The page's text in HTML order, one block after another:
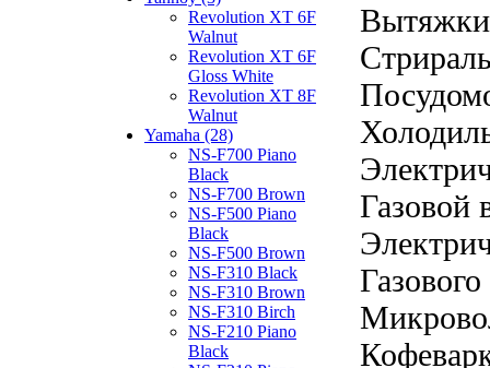
Revolution XT 6F
Walnut
Revolution XT 6F
Gloss White
Revolution XT 8F
Walnut
Yamaha (28)
NS-F700 Piano
Black
NS-F700 Brown
NS-F500 Piano
Black
NS-F500 Brown
NS-F310 Black
NS-F310 Brown
NS-F310 Birch
NS-F210 Piano
Black
Вытяжки
Газовой